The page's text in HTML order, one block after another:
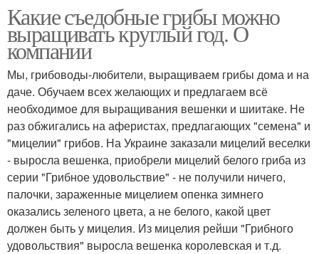
Какие съедобные грибы можно
выращивать круглый год. О
компании
Мы, грибоводы-любители, выращиваем грибы дома и на
даче. Обучаем всех желающих и предлагаем всё
необходимое для выращивания вешенки и шиитаке. Не
раз обжигались на аферистах, предлагающих "семена" и
"мицелии" грибов. На Украине заказали мицелий веселки
- выросла вешенка, приобрели мицелий белого гриба из
серии "Грибное удовольствие" - не получили ничего,
палочки, зараженные мицелием опенка зимнего
оказались зеленого цвета, а не белого, какой цвет
должен быть у мицелия. Из мицелия рейши "Грибного
удовольствия" выросла вешенка королевская и т.д.